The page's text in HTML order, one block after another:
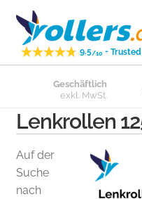
Zur
Navigation
springen
Zum
Inhalt
springen
9.5/10 -
Lenkrollen
Bockrollen
Lose Räder
Geschäftlich
exkl. MwSt.
Lenkrollen
Auf der
Suche
nach